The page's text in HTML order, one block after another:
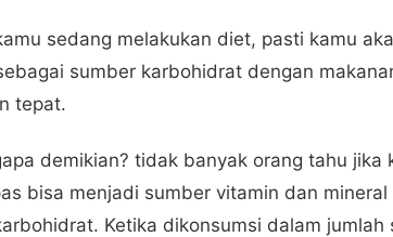
sedang melakukan diet, pasti kamu
sumber karbohidrat dengan
tepat.
demikian? tidak banyak orang tahu jika
bisa menjadi sumber vitamin dan
Ketika dikonsumsi dalam